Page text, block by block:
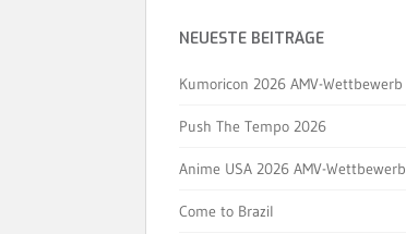
NEUESTE BEITRÄGE
Kumoricon 2026 AMV-Wettbewerb
Push The Tempo 2026
Anime USA 2026 AMV-Wettbewerb
Come to Brazil